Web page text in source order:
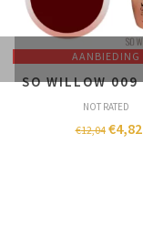
AANBIEDING
SO WILLOW 009
NOT RATED
€12,04 €4,82